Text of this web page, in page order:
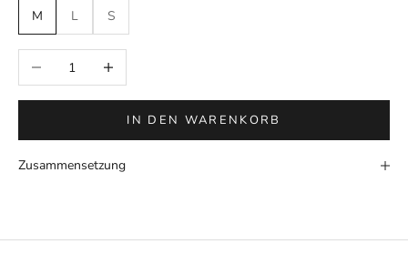
M
L S
Anzahl verringernAnzahl erhöhen
IN DEN WARENKORB
Zusammensetzung